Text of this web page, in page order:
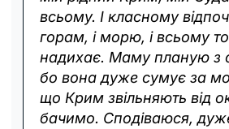
всьому. І класному
горам, і морю, і всьому
надихає. Маму планую з
бо вона дуже сумує за
що Крим звільняють від
бачимо. Сподіваюся,